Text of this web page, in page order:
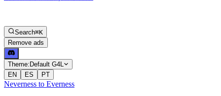
Search⌘K
Remove ads
Theme: Default G4L
EN
ES PT
Neverness to Everness